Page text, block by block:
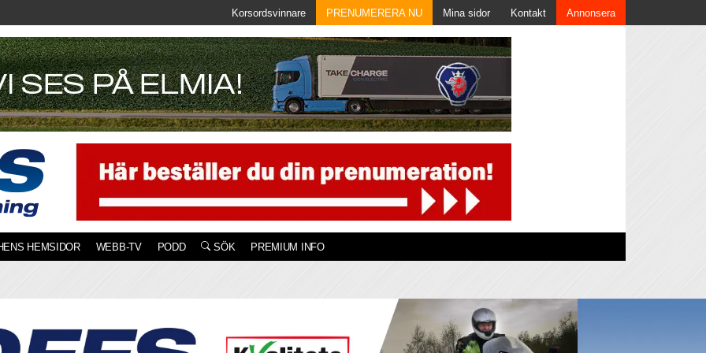
Korsordsvinnare PRENUMERERA NU Mina sidor Kontakt Annonsera
HEMSIDOR WEBB-TV PODD SÖK PREMIUM INFO